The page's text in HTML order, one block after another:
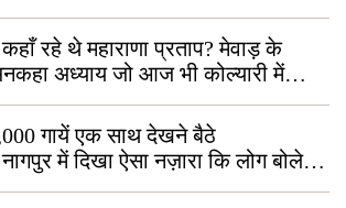
रहे थे महाराणा प्रताप? मेवाड़ के
अध्याय जो आज भी कोल्यारी में
गायें एक साथ देखने बैठे
में दिखा ऐसा नज़ारा कि लोग बोले,
ही कर सकते हैं”